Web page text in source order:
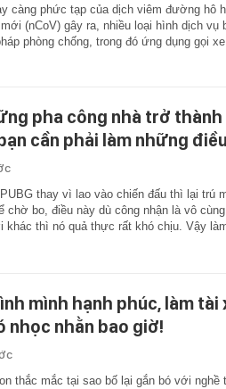
càng phức tạp của dịch viêm đường hô
(nCoV) gây ra, nhiều loại hình dịch vụ
phòng chống, trong đó ứng dụng gọi
pha công nhà trở
cần phải làm những
thay vì lao vào chiến đấu thì lại trú
chờ bo, điều này dù công nhận là vô
khác thì nó quả thực rất khó chịu. Vậy
mình hạnh phúc, làm tài
nhọc nhằn bao giờ!
thắc mắc tại sao bố lại gắn bó với nghề